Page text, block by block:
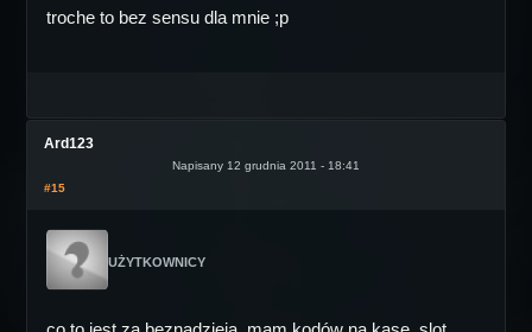
troche to bez sensu dla mnie ;p
Ard123
Napisany 12 grudnia 2011 - 18:41
#15
UŻYTKOWNICY